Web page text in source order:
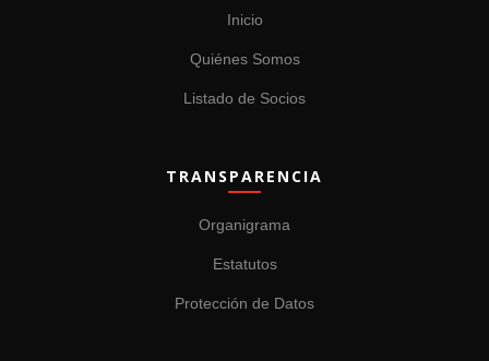
Inicio
Quiénes Somos
Listado de Socios
TRANSPARENCIA
Organigrama
Estatutos
Protección de Datos